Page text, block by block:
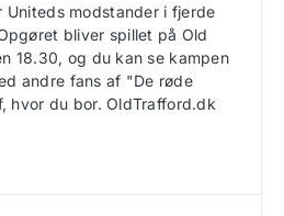
Uniteds modstander i fjerde
bliver spillet på Old
18.30, og du kan se kampen
andre fans af "De røde
du bor. OldTrafford.dk